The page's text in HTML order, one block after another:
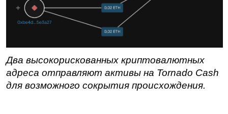
Два высокорискованных криптовалютных
адреса отправляют активы на Tornado Cash
для возможного сокрытия происхождения.